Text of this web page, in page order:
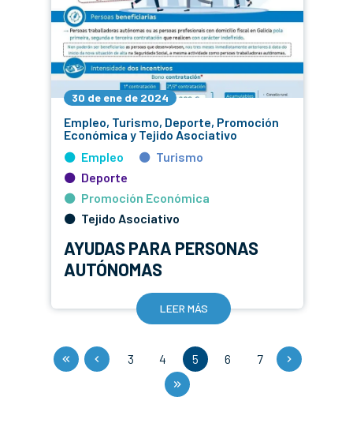
30 de ene de 2024
Empleo, Turismo, Deporte, Promoción
Económica y Tejido Asociativo
Empleo
Turismo
Deporte
Promoción Económica
Tejido Asociativo
AYUDAS PARA PERSONAS
AUTÓNOMAS
LEER MÁS
3 4 5 6 7